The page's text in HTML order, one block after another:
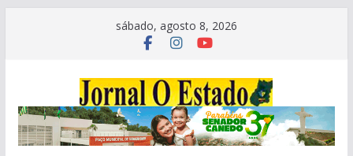
sábado, agosto 8, 2026